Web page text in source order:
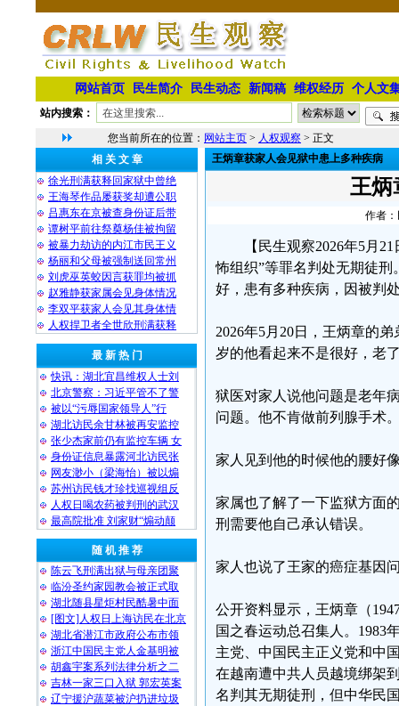
网站首页 民生简介 民生动态 新闻稿 维权经历 个人文
站内搜索：
您当前所在的位置： 网站主页 > 人权观察 > 正文
相 关 文 章
徐光刑满获释回家狱中曾绝
王海琴作品屡获奖却遭公职
吕惠东在京被查身份证后带
谭树平前往祭奠杨佳被拘留
被暴力劫访的内江市民王义
杨丽和父母被强制送回常州
刘虎巫英蛟因言获罪均被抓
赵雅静获家属会见身体情况
李双平获家人会见其身体情
人权捍卫者全世欣刑满获释
最 新 热 门
快讯：湖北宜昌维权人士刘
北京警察：习近平管不了警
被以“污辱国家领导人”行
湖北访民余甘林被再安监控
张少杰家前仍有监控车辆 女
身份证信息暴露河北访民张
网友渺小（梁海怡）被以煽
苏州访民钱才珍找巡视组反
人权日喝农药被判刑的武汉
最高院批准 刘家财“煽动颠
随 机 推 荐
陈云飞刑满出狱与母亲团聚
临汾圣约家园教会被正式取
湖北随县星炬村民酷暑中面
[图文]人权日上海访民在北京
湖北省潜江市政府公布市领
浙江中国民主党人金基明被
胡鑫宇案系列法律分析之二
吉林一家三口入狱 郭宏英案
辽宁援沪蔬菜被沪扔进垃圾
王炳章获家人会见狱中患上多种疾病
王炳
作者：
【民生观察2026年5月
怖组织”等罪名判处无期徒
好，患有多种疾病，因被判
2026年5月20日，王炳章的
岁的他看起来不是很好，老
狱医对家人说他问题是老年
问题。他不肯做前列腺手术
家人见到他的时候他的腰好
家属也了解了一下监狱方面
刑需要他自己承认错误。
家人也说了王家的癌症基因
公开资料显示，王炳章（
国之春运动总召集人。1983
主党、中国民主正义党和中
在越南遭中共人员越境绑架
名判其无期徒刑，但中华民